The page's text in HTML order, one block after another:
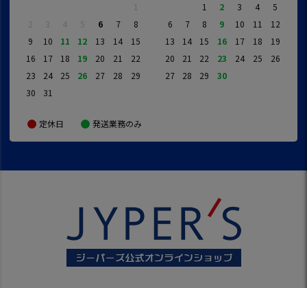
1
2
3 4 5 6 7
8
9
10 11 12 13 14
15
16
17 18 19 20 21
22
23
24 25 26 27 28
29
30
31
1 2 3 4
5
6
7 8 9 10 11
12
13
14 15 16 17 18
19
20
21 22 23 24 25
26
27
28 29 30
定休日 発送業務のみ